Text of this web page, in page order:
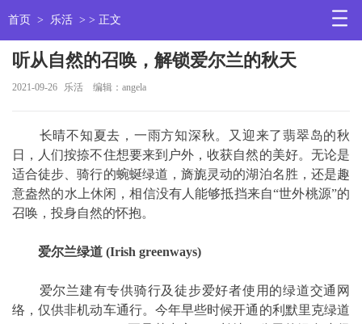
首页 > 乐活 > > 正文
听从自然的召唤，解锁爱尔兰的秋天
2021-09-26 乐活 编辑：angela
长晴不知夏去，一雨方知深秋。又迎来了翡翠岛的秋
日，人们按捺不住想要来到户外，收获自然的美好。无论是
适合徒步、骑行的蜿蜒绿道，旖旎灵动的湖泊名胜，还是趣
意盎然的水上休闲，相信没有人能够抵挡来自“世外桃源”的
召唤，投身自然的怀抱。
爱尔兰绿道 (Irish greenways)
爱尔兰建有专供骑行及徒步爱好者使用的绿道交通网
络，仅供非机动车通行。今年早些时候开通的利默里克绿道